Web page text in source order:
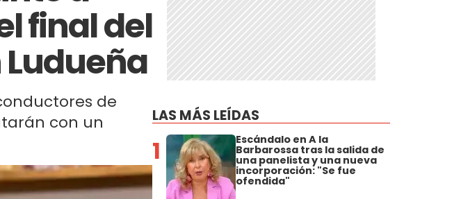
final del
de
con un
LAS MÁS LEÍDAS
1 Escándalo en A la
Barbarossa tras la salida de
una panelista y una nueva
incorporación: "Se fue
ofendida"